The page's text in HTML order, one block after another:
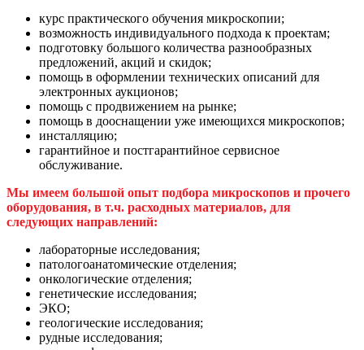
курс практического обучения микроскопии;
возможность индивидуального подхода к проектам;
подготовку большого количества разнообразных
предложений, акций и скидок;
помощь в оформлении технических описаний для
электронных аукционов;
помощь с продвижением на рынке;
помощь в дооснащении уже имеющихся микроскопов;
инсталляцию;
гарантийное и постгарантийное сервисное
обслуживание.
Мы имеем большой опыт подбора микроскопов и прочего
оборудования, в т.ч. расходных материалов, для
следующих направлений:
лабораторные исследования;
патологоанатомические отделения;
онкологические отделения;
генетические исследования;
ЭКО;
геологические исследования;
рудные исследования;